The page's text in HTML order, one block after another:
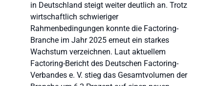
in Deutschland steigt weiter deutlich an. Trotz
wirtschaftlich schwieriger
Rahmenbedingungen konnte die Factoring-
Branche im Jahr 2025 erneut ein starkes
Wachstum verzeichnen. Laut aktuellem
Factoring-Bericht des Deutschen Factoring-
Verbandes e. V. stieg das Gesamtvolumen der